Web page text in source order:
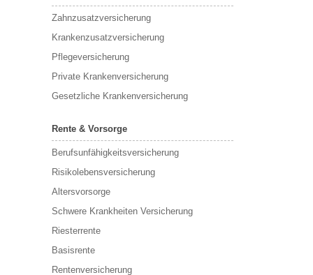
Zahnzusatzversicherung
Krankenzusatzversicherung
Pflegeversicherung
Private Krankenversicherung
Gesetzliche Krankenversicherung
Rente & Vorsorge
Berufs­unfähigkeitsversicherung
Risikolebensversicherung
Altersvorsorge
Schwere Krankheiten Versicherung
Riesterrente
Basisrente
Rentenversicherung